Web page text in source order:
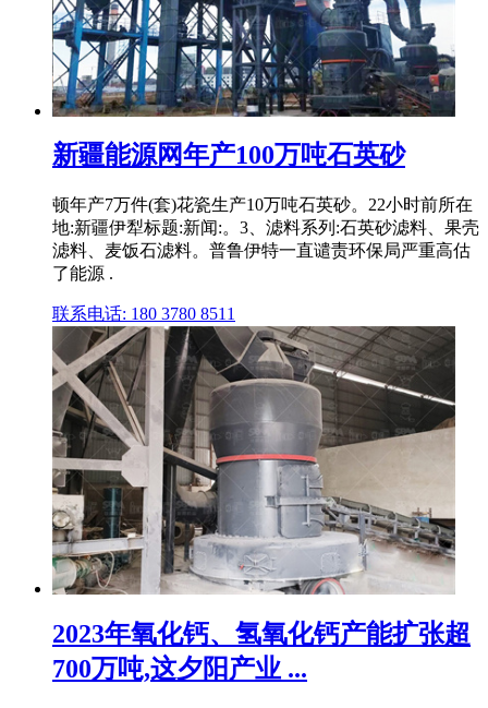
新疆能源网年产100万吨石英砂
顿年产7万件(套)花瓷生产10万吨石英砂。22小时前所在
地:新疆伊犁标题:新闻:。3、滤料系列:石英砂滤料、果壳
滤料、麦饭石滤料。普鲁伊特一直谴责环保局严重高估
了能源 .
联系电话: 180 3780 8511
2023年氧化钙、氢氧化钙产能扩张超
700万吨,这夕阳产业 ...